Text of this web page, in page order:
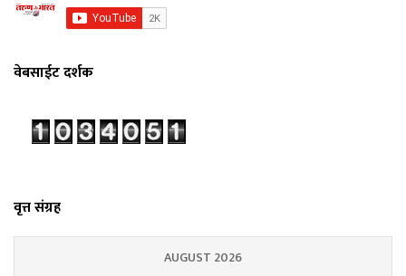
वेबसाईट दर्शक
वृत्त संग्रह
AUGUST 2026